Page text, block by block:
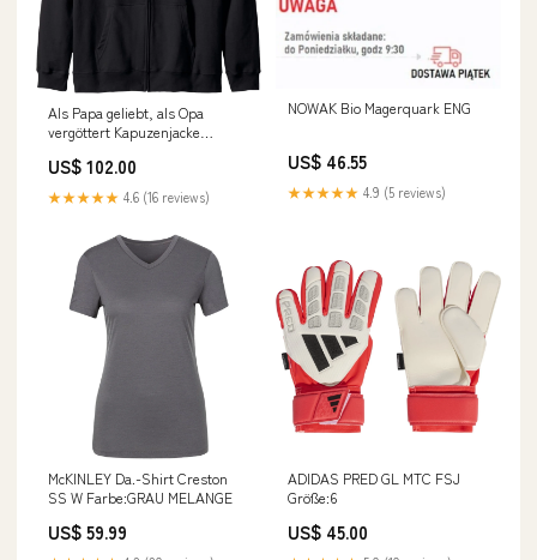
Als Papa geliebt, als Opa
vergöttert Kapuzenjacke
US$ 102.00
★★★★★ 4.6 (16 reviews)
NOWAK Bio Magerquark ENG
US$ 46.55
★★★★★ 4.9 (5 reviews)
McKINLEY Da.-Shirt Creston
SS W Farbe:GRAU MELANGE
US$ 59.99
ADIDAS PRED GL MTC FSJ
Größe:6
US$ 45.00